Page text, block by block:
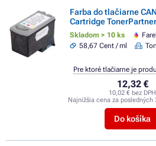
Farba do tlačiarne
Cartridge
Skladom > 10 ks
58,67 Cent / ml
12,32 €
10,02 € bez DPH
Najnižšia cena za posledných
Do košíka
Pre ktoré tlačiarne je